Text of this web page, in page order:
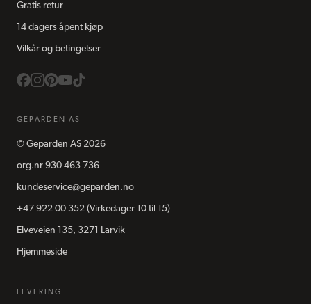
Gratis retur
14 dagers åpent kjøp
Vilkår og betingelser
GEPARDEN AS
© Geparden AS 2026
org.nr 930 463 736
kundeservice@geparden.no
+47 922 00 352 (Virkedager 10 til 15)
Elveveien 135, 3271 Larvik
Hjemmeside
LEVERING